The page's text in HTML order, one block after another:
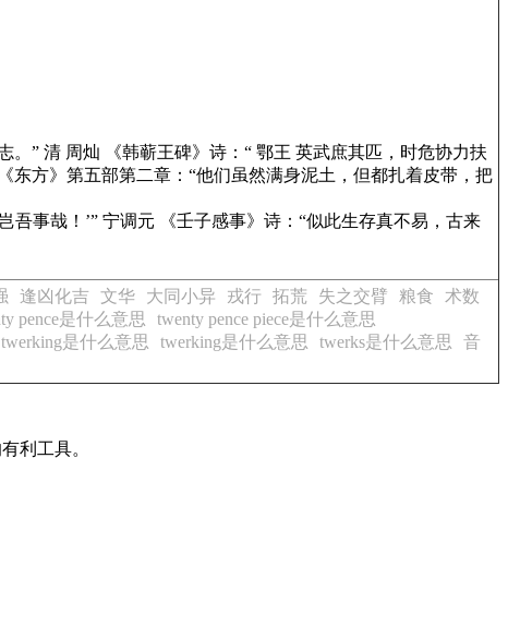
。” 清 周灿 《韩蕲王碑》 诗：“ 鄂王 英武庶其匹，时危协力扶
《东方》 第五部第二章：“他们虽然满身泥土，但都扎着皮带，把
吾事哉！’” 宁调元 《壬子感事》 诗：“似此生存真不易，古来
逢凶化吉 文华 大同小异 戎行 拓荒 失之交臂 粮食
术数
pence是什么意思
twenty pence piece是什么意思
twerking是什么意思 twerking是什么意思 twerks是什么意思
音
利工具。